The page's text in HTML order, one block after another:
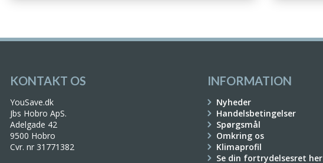
KONTAKT OS
YouSave.dk
Jbs Hobro ApS.
Adelgade 42
9500 Hobro
Cvr. nr 31771382
INFORMATION
Nyheder
Handelsbetingelser
Spørgsmål
Omkring os
Klimaprofil
Se din fortrydelsesret her